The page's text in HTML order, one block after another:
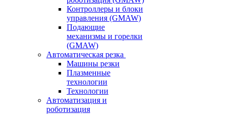
Контроллеры и блоки
управления (GMAW)
Подающие
механизмы и горелки
(GMAW)
Автоматическая резка
Машины резки
Плазменные
технологии
Технологии
Автоматизация и
роботизация